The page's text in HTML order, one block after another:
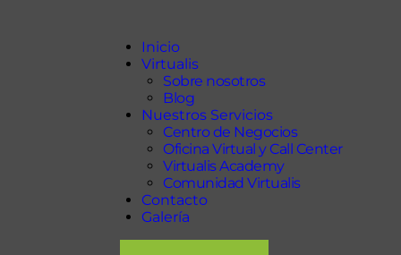
Inicio
Virtualis
Sobre nosotros
Blog
Nuestros Servicios
Centro de Negocios
Oficina Virtual y Call Center
Virtualis Academy
Comunidad Virtualis
Contacto
Galería
Nuestros Servicios